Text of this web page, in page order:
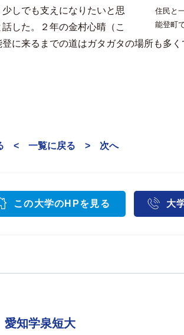
住民と
能登町
しでも支えになりたいと思
した。２年の金村心晴（こ
に来るまでの道はガタガタの場所も多
< 一覧に戻る > 次へ
この大学のHPを見る 大
知学泉短大